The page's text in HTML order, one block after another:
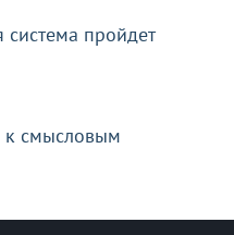
система пройдет
к смысловым